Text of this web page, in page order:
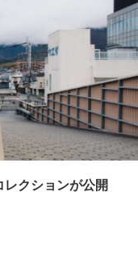
レクションが公開